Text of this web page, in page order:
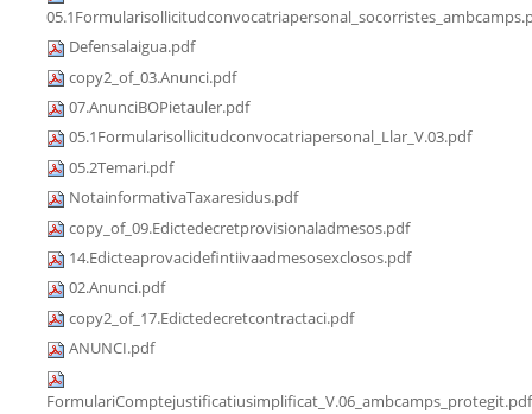
Defensalaigua.pdf
copy2_of_03.Anunci.pdf
07.AnunciBOPietauler.pdf
05.1Formularisollicitudconvocatriapersonal_Llar_V.03.pdf
05.2Temari.pdf
NotainformativaTaxaresidus.pdf
copy_of_09.Edictedecretprovisionaladmesos.pdf
14.Edicteaprovacidefintiivaadmesosexclosos.pdf
02.Anunci.pdf
copy2_of_17.Edictedecretcontractaci.pdf
ANUNCI.pdf
FormulariComptejustificatiusimplificat_V.06_ambcamps_protegit.pdf